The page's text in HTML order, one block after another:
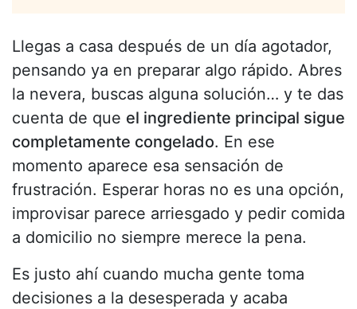
Llegas a casa después de un día agotador,
pensando ya en preparar algo rápido. Abres
la nevera, buscas alguna solución… y te das
cuenta de que el ingrediente principal sigue
completamente congelado. En ese
momento aparece esa sensación de
frustración. Esperar horas no es una opción,
improvisar parece arriesgado y pedir comida
a domicilio no siempre merece la pena.
Es justo ahí cuando mucha gente toma
decisiones a la desesperada y acaba